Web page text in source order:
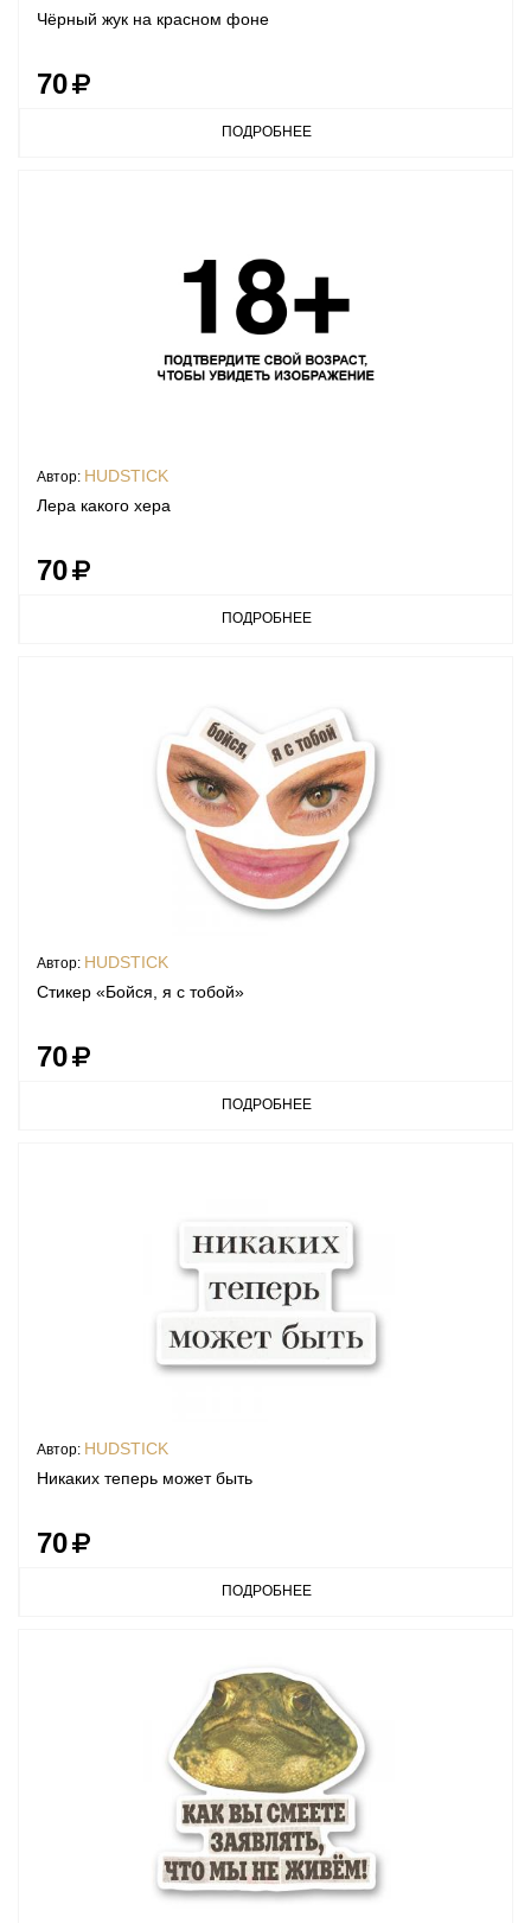
Чёрный жук на красном фоне
70
ПОДРОБНЕЕ
Автор: HUDSTICK
Лера какого хера
70
ПОДРОБНЕЕ
Автор: HUDSTICK
Стикер «Бойся, я с тобой»
70
ПОДРОБНЕЕ
Автор: HUDSTICK
Никаких теперь может быть
70
ПОДРОБНЕЕ